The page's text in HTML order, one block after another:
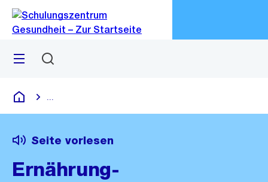
Navigation
Sprunglink
Menü
Schulungszentrum Gesundheit
Seite vorlesen
Ernährung-